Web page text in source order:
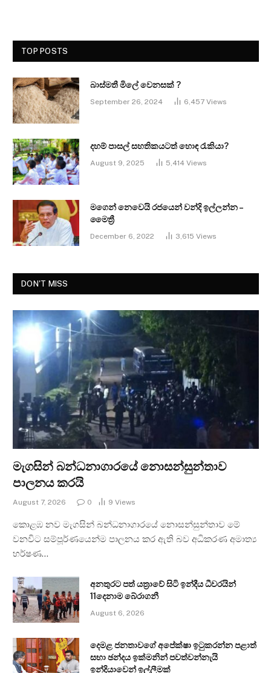
TOP POSTS
බාස්මතී මිලේ වෙනසක් ?
September 26, 2024 6,457 Views
දහම් පාසල් සහතිකයටත් හොඳ රැකියා?
August 9, 2025 5,414 Views
මගෙන් නෙවෙයි රජයෙන් වන්දි ඉල්ලන්න –
මෛත්‍රී
December 6, 2022 3,615 Views
DON'T MISS
මැගසින් බන්ධනාගාරයේ නොසන්සුන්තාව
පාලනය කරයි
August 7, 2026 0 9 Views
කොළඹ නව මැගසින් බන්ධනාගාරයේ නොසන්සුන්තාව මේ
වනවිට සම්පූර්ණයෙන්ම පාලනය කර ඇති බව අධිකරණ අමාත්‍ය
හර්ෂණ…
අනතුරට පත් යත්‍රාවේ සිටි ඉන්දීය ධීවරයින්
11දෙනාම බේරාගනී
August 6, 2026
දෙමළ ජනතාවගේ අපේක්ෂා ඉටුකරන්න පළාත්
සභා ඡන්දය ඉක්මනින් පවත්වන්නැයි
ඉන්දියාවෙන් ඉල්ලීමක්